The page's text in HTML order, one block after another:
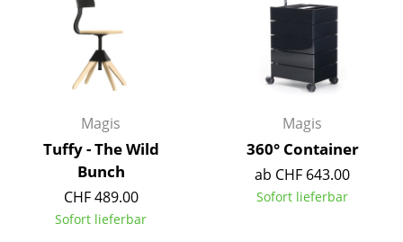
Couchtische
Schreibtische
Sekretäre & PC-Tische
Konferenztische
Stehtische & Stehpulte
Kindertische
Magis
Tuffy - The Wild
Bunch
CHF 489.00
Sofort lieferbar
Magis
360° Container
ab CHF 643.00
Sofort lieferbar